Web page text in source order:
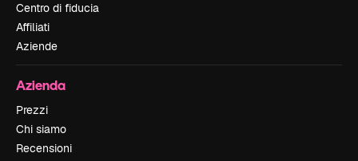
Centro di fiducia
Affiliati
Aziende
Azienda
Prezzi
Chi siamo
Recensioni